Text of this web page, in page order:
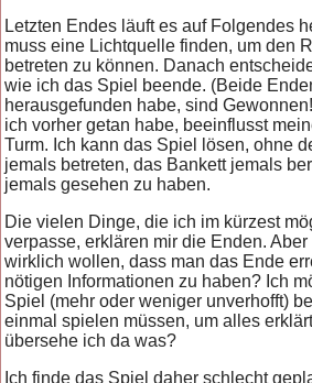
Letzten Endes läuft es auf Folgendes
muss eine Lichtquelle finden, um den
betreten zu können. Danach
wie ich das Spiel beende. (Beide
herausgefunden habe, sind
ich vorher getan habe, beeinflusst
Turm. Ich kann das Spiel lösen, ohne
jemals betreten, das Bankett jemals
jemals gesehen zu haben.
Die vielen Dinge, die ich im kürzest
verpasse, erklären mir die Enden.
wirklich wollen, dass man das Ende
nötigen Informationen zu haben? Ich
Spiel (mehr oder weniger unverhofft)
einmal spielen müssen, um alles
übersehe ich da was?
Ich finde das Spiel daher schlecht